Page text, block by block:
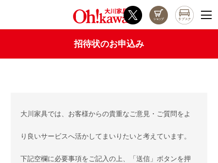
招待状のお申込み
大川家具では、お客様からの貴重なご意見・ご質問をよ
り良いサービスへ活かしてまいりたいと考えています。
下記空欄に必要事項をご記入の上、「送信」ボタンを押